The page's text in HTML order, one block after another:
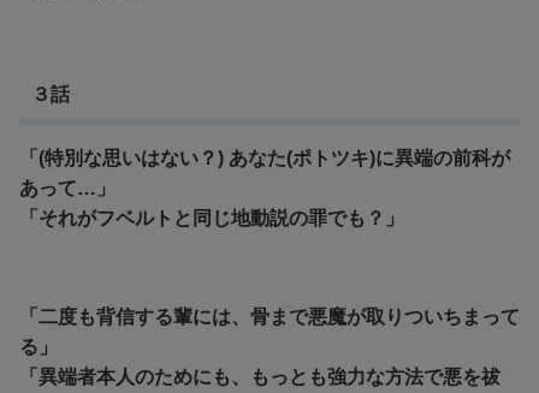
３話
「(特別な思いはない？) あなた(ポトツキ)に異端の前科が
あって…」
「それがフベルトと同じ地動説の罪でも？」
「二度も背信する輩には、骨まで悪魔が取りついちまって
る」
「異端者本人のためにも、もっとも強力な方法で悪を祓